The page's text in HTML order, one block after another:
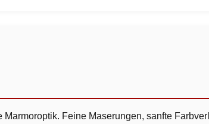
Feine Maserungen, sanfte